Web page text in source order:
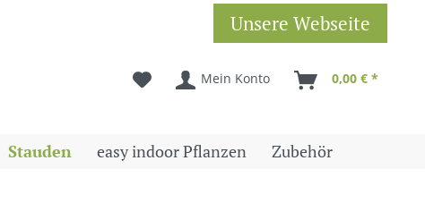
Unsere Webseite
Mein Konto 0,00 € *
Stauden easy indoor Pflanzen Zubehör